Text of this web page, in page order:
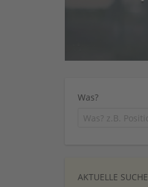
Was?
AKTUELLE SUCHE